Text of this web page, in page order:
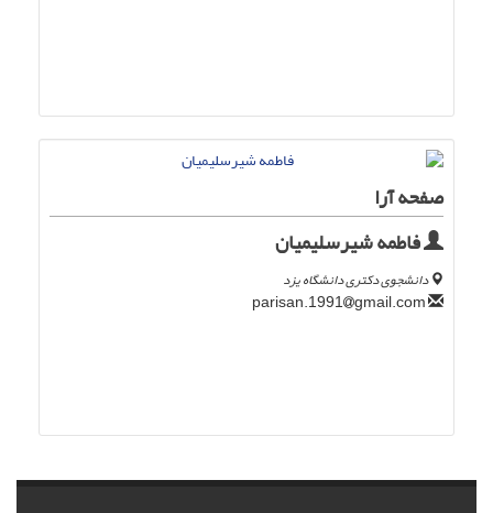
صفحه آرا
فاطمه شیرسلیمیان
دانشجوی دکتری دانشگاه یزد
gmail.com